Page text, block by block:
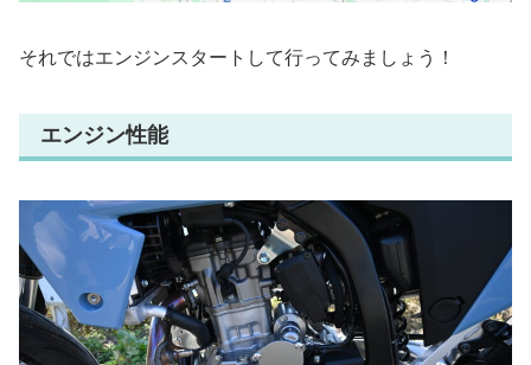
それではエンジンスタートして行ってみましょう！
エンジン性能